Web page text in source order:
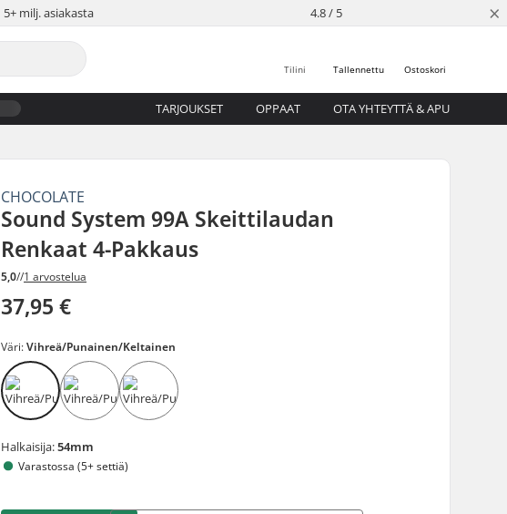
5+ milj. asiakasta 4.8 / 5 ×
Ostoskori
Tallennettu
Tilini
TARJOUKSET OPPAAT OTA YHTEYTTÄ & APU
CHOCOLATE
Sound System 99A Skeittilaudan
Renkaat 4-Pakkaus
5,0//1 arvostelua
37,95 €
Väri:Vihreä/Punainen/Keltainen
Halkaisija:54mm
Varastossa (5+ settiä)